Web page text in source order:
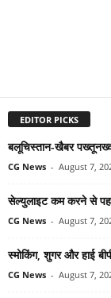
EDITOR PICKS
बलूचिस्तान-खैबर
CG News - August 7,
सेल्युलाइट कम करने से
CG News - August 7,
स्मोकिंग, शुगर और हाई
CG News - August 7,